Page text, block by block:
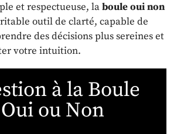
et respectueuse, laboule oui non
outil de clarté, capable de
des décisions plus sereines et
votre intuition.
à la Boule
Oui ou Non